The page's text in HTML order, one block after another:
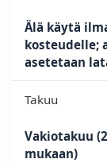
Älä käytä
kosteudelle;
asetetaan
Takuu
Vakiotakuu
mukaan)